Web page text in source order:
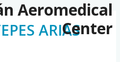
Aeromedical
Center
ARIAS